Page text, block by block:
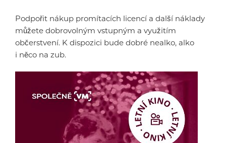
Podpořit nákup promítacích licencí a další náklady
můžete dobrovolným vstupným a využitím
občerstvení. K dispozici bude dobré nealko, alko
i něco na zub.